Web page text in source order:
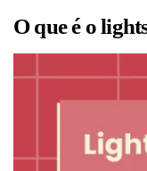
O que é o